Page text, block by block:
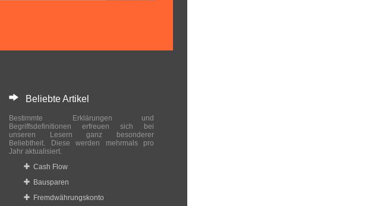
Beliebte Artikel
Bestimmte Erklärungen und
Begriffsdefinitionen erfreuen sich bei
unseren Lesern ganz besonderer
Beliebtheit. Diese werden mehrmals pro
Jahr aktualisiert.
Cash Flow
Bausparen
Fremdwährungskonto